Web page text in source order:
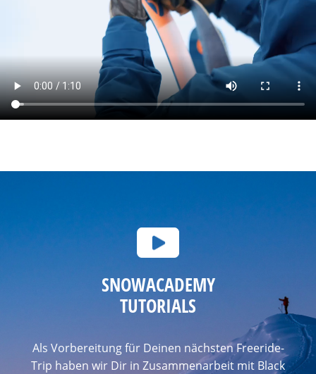
SNOWACADEMY
TUTORIALS
Als Vorbereitung für Deinen nächsten Freeride-
Trip haben wir Dir in Zusammenarbeit mit Black